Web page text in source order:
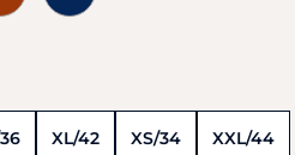
XL/42 XS/34 XXL/44